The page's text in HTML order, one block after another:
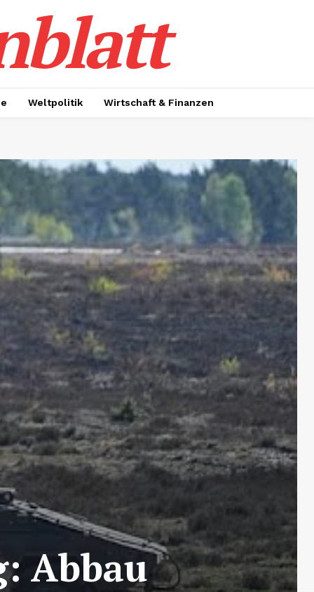
Weltpolitik Wirtschaft & Finanzen
Abbau